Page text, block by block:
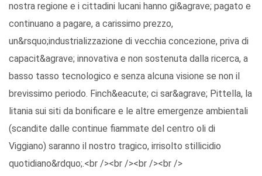
nostra regione e i cittadini lucani hanno gi&agrave; pagato e
continuano a pagare, a carissimo prezzo,
un&rsquo;industrializzazione di vecchia concezione, priva di
capacit&agrave; innovativa e non sostenuta dalla ricerca, a
basso tasso tecnologico e senza alcuna visione se non il
brevissimo periodo. Finch&eacute; ci sar&agrave; Pittella, la
litania sui siti da bonificare e le altre emergenze ambientali
(scandite dalle continue fiammate del centro oli di
Viggiano) saranno il nostro tragico, irrisolto stillicidio
quotidiano&rdquo;.<br /><br /><br /><br />